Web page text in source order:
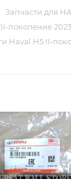
Запчасти для
поколение
Haval H5 II-